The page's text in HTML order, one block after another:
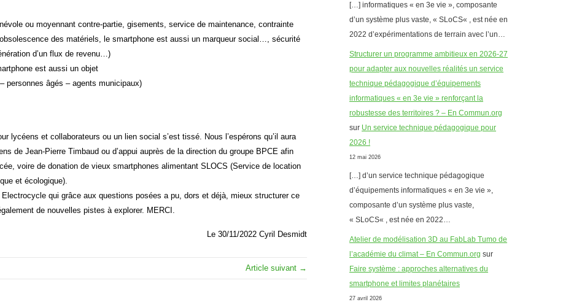
ou moyennant contre-partie, gisements, service de maintenance, contrainte
des matériels, le smartphone est aussi un marqueur social…, sécurité
d’un flux de revenu…)
est aussi un objet
personnes âgés – agents municipaux)
lycéens et collaborateurs ou un lien social s’est tissé. Nous l’espérons qu’il aura
de Jean-Pierre Timbaud ou d’appui auprès de la direction du groupe BPCE afin
voire de donation de vieux smartphones alimentant SLOCS (Service de location
et écologique).
Electrocycle qui grâce aux questions posées a pu, dors et déjà, mieux structurer ce
de nouvelles pistes à explorer. MERCI.
Le 30/11/2022 Cyril Desmidt
Article suivant →
[…] informatiques « en 3e vie », composante
d’un système plus vaste, « SLoCS« , est née en
2022 d’expérimentations de terrain avec l’un…
Structurer un programme ambitieux en 2026-27
pour adapter aux nouvelles réalités un service
technique pédagogique d’équipements
informatiques « en 3e vie » renforçant la
robustesse des territoires ? – En Commun.org
sur Un service technique pédagogique pour
2026 !
12 mai 2026
[…] d’un service technique pédagogique
d’équipements informatiques « en 3e vie »,
composante d’un système plus vaste,
« SLoCS« , est née en 2022…
Atelier de modélisation 3D au FabLab Tumo de
l’académie du climat – En Commun.org sur
Faire système : approches alternatives du
smartphone et limites planétaires
27 avril 2026